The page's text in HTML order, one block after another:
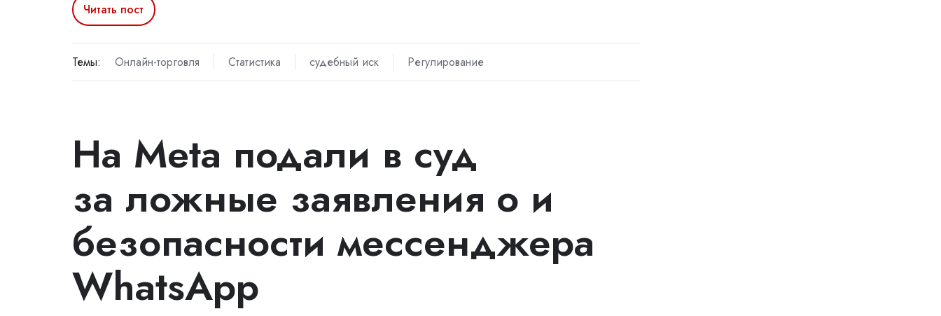
Читать пост
Темы: Онлайн-торговля Статистика судебный иск Регулирование
На Meta подали в суд
за ложные заявления о и
безопасности мессенджера
WhatsApp